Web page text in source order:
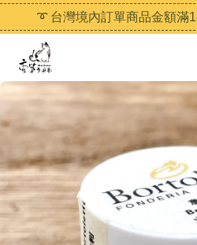
➰ 台灣境內訂單商品金額滿